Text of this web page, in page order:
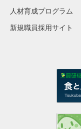
人材育成プログラム
新規職員採用サイト